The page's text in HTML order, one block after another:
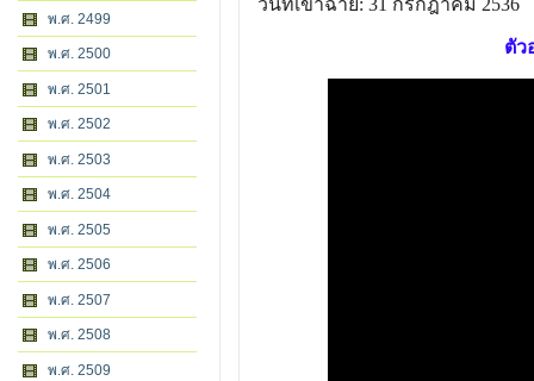
พ.ศ. 2499
พ.ศ. 2500
พ.ศ. 2501
พ.ศ. 2502
พ.ศ. 2503
พ.ศ. 2504
พ.ศ. 2505
พ.ศ. 2506
พ.ศ. 2507
พ.ศ. 2508
พ.ศ. 2509
วันที่เข้าฉาย: 31 กรกฎาคม 2536
ตัว